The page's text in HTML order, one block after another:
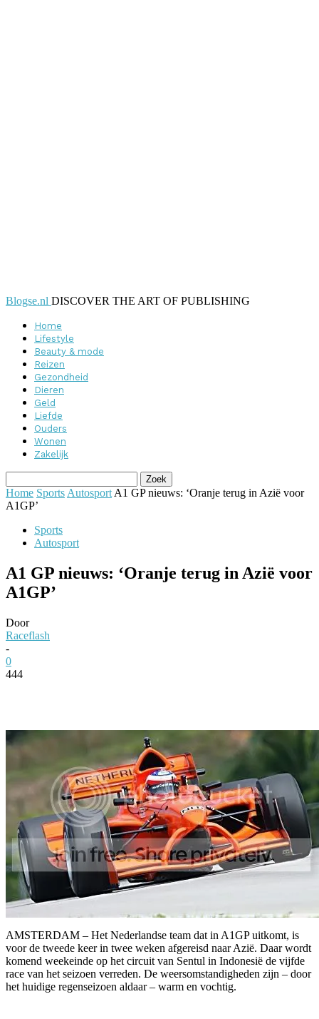
Blogse.nl DISCOVER THE ART OF PUBLISHING
Home
Lifestyle
Beauty & mode
Reizen
Gezondheid
Dieren
Geld
Liefde
Ouders
Wonen
Zakelijk
Home Sports Autosport A1 GP nieuws: ‘Oranje terug in Azië voor
A1GP’
Sports
Autosport
A1 GP nieuws: ‘Oranje terug in Azië voor
A1GP’
Door
Raceflash
-
0
444
AMSTERDAM – Het Nederlandse team dat in A1GP uitkomt, is
voor de tweede keer in twee weken afgereisd naar Azië. Daar wordt
komend weekeinde op het circuit van Sentul in Indonesië de vijfde
race van het seizoen verreden. De weersomstandigheden zijn – door
het huidige regenseizoen aldaar – warm en vochtig.